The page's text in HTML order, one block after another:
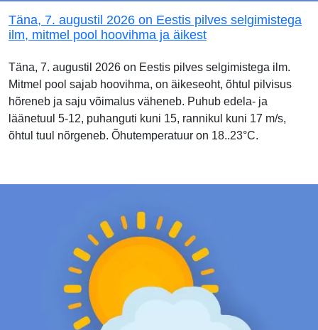
Täna, 7. augustil 2026 on Eestis pilves selgimistega
ilm, mitmel pool hoovihma ja äikest
Täna, 7. augustil 2026 on Eestis pilves selgimistega ilm.
Mitmel pool sajab hoovihma, on äikeseoht, õhtul pilvisus
hõreneb ja saju võimalus väheneb. Puhub edela- ja
läänetuul 5-12, puhanguti kuni 15, rannikul kuni 17 m/s,
õhtul tuul nõrgeneb. Õhutemperatuur on 18..23°C.